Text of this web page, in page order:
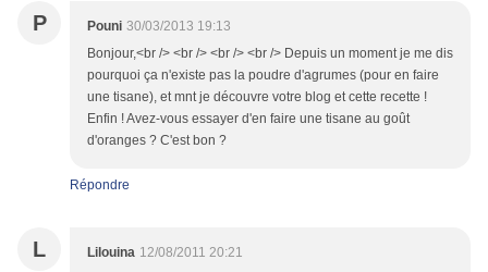
P Pouni 30/03/2013 19:13
Bonjour,<br /> <br /> <br /> <br /> Depuis un moment je me dis
pourquoi ça n'existe pas la poudre d'agrumes (pour en faire
une tisane), et mnt je découvre votre blog et cette recette !
Enfin ! Avez-vous essayer d'en faire une tisane au goût
d'oranges ? C'est bon ?
Répondre
L Lilouina 12/08/2011 20:21